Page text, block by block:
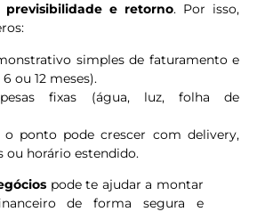
previsibilidade e retorno. Por isso,
simples de faturamento e
ou 12 meses).
fixas (água, luz, folha de
ponto pode crescer com delivery,
ou horário estendido.
pode te ajudar a montar
de forma segura e